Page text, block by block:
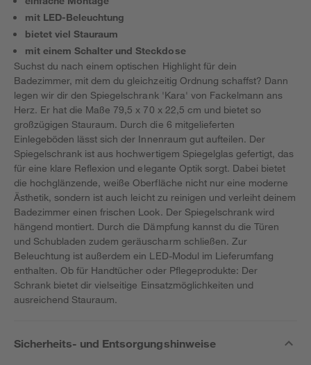
mit LED-Beleuchtung
bietet viel Stauraum
mit einem Schalter und Steckdose
Suchst du nach einem optischen Highlight für dein
Badezimmer, mit dem du gleichzeitig Ordnung schaffst? Dann
legen wir dir den Spiegelschrank 'Kara' von Fackelmann ans
Herz. Er hat die Maße 79,5 x 70 x 22,5 cm und bietet so
großzügigen Stauraum. Durch die 6 mitgelieferten
Einlegeböden lässt sich der Innenraum gut aufteilen. Der
Spiegelschrank ist aus hochwertigem Spiegelglas gefertigt, das
für eine klare Reflexion und elegante Optik sorgt. Dabei bietet
die hochglänzende, weiße Oberfläche nicht nur eine moderne
Ästhetik, sondern ist auch leicht zu reinigen und verleiht deinem
Badezimmer einen frischen Look. Der Spiegelschrank wird
hängend montiert. Durch die Dämpfung kannst du die Türen
und Schubladen zudem geräuscharm schließen. Zur
Beleuchtung ist außerdem ein LED-Modul im Lieferumfang
enthalten. Ob für Handtücher oder Pflegeprodukte: Der
Schrank bietet dir vielseitige Einsatzmöglichkeiten und
ausreichend Stauraum.
Sicherheits- und Entsorgungshinweise